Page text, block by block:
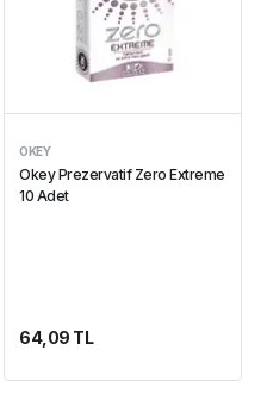
OKEY
Okey Prezervatif Zero Extreme
10 Adet
64,09 TL